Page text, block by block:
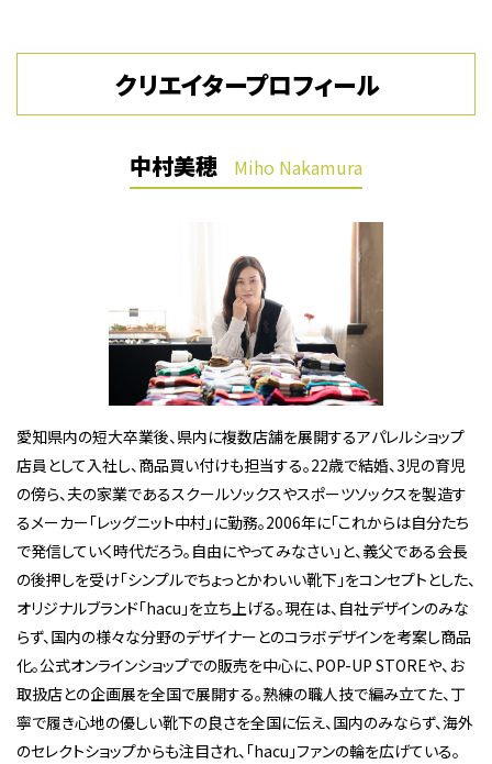
クリエイタープロフィール
中村美穂 Miho Nakamura
愛知県内の短大卒業後、県内に複数店舗を展開するアパレルショップ
店員として入社し、商品買い付けも担当する。22歳で結婚、3児の育児
の傍ら、夫の家業であるスクールソックスやスポーツソックスを製造す
るメーカー「レッグニット中村」に勤務。2006年に「これからは自分たち
で発信していく時代だろう。自由にやってみなさい」と、義父である会長
の後押しを受け「シンプルでちょっとかわいい靴下」をコンセプトとした、
オリジナルブランド「hacu」を立ち上げる。現在は、自社デザインのみな
らず、国内の様々な分野のデザイナーとのコラボデザインを考案し商品
化。公式オンラインショップでの販売を中心に、POP-UP STOREや、お
取扱店との企画展を全国で展開する。熟練の職人技で編み立てた、丁
寧で履き心地の優しい靴下の良さを全国に伝え、国内のみならず、海外
のセレクトショップからも注目され、「hacu」ファンの輪を広げている。